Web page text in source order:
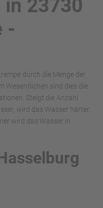
in 23730
-
durch die Menge der
Wesentlichen sind dies die
Steigt die Anzahl
wird das Wasser härter.
wird das Wasser in